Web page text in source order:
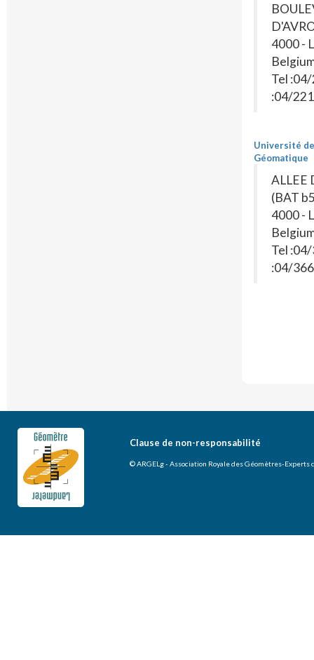
4000 -
Tel
:04/
Université
Géomatique
ALLEE
(BAT
4000 -
Tel
:04/
Clause de non-responsabilité
© ARGELg - Association Royale des Géomètres-Experts